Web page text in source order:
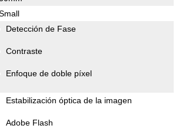
Detección de Fase
Contraste
Enfoque de doble píxel
Estabilización óptica de la imagen
Adobe Flash